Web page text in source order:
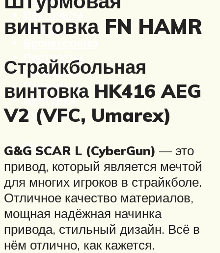
Вертолеты
Корабли
Пистолеты
Автоматы
Пулеметы
Винтовки
Ружья
Меню
винтовка FN HAMR
Страйкбольная
винтовка HK416 AEG
V2 (VFC, Umarex)
G&G SCAR L (CyberGun) — это
привод, который является мечтой
для многих игроков в страйкболе.
Отличное качество материалов,
мощная надёжная начинка
привода, стильный дизайн. Всё в
нём отлично, как кажется.